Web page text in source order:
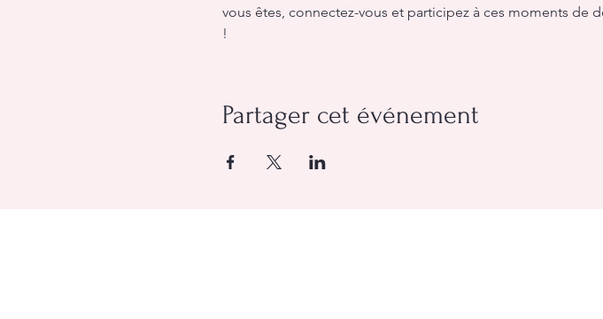
vous êtes, connectez-vous et participez à ces moments de
!
Partager cet événement